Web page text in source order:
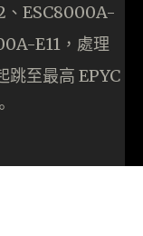
、ESC8000A-
E11，處理
跳至最高 EPYC